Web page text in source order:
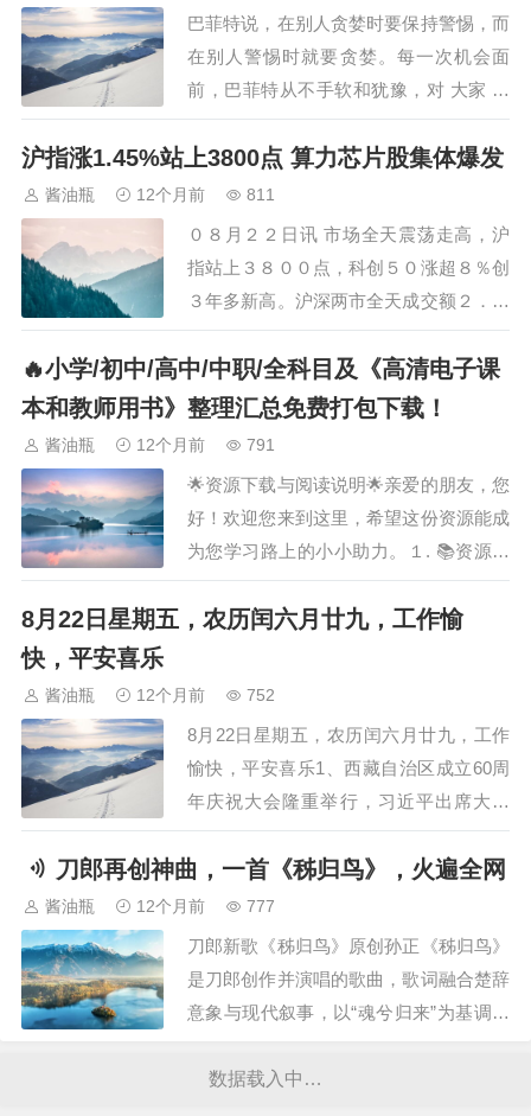
币、投资型贵金属、股权投资等。该公告
指出，若信用卡资金用于以上或其他非消
费领域，则有可…
巴菲特说，在别人贪婪时要保持警惕，而
在别人警惕时就要贪婪。每一次机会面
前，巴菲特从不手软和犹豫，对 大家 而
言，机会不是每次都有，遇到了我们就要
快速出手。国内还在犹豫牛市是否见顶之
际， 华尔街资本已经果断进场、做多中
国 。开始疯狂地抢筹，拼命地空翻多。
外资就好像猎人嗅到了猎物，不惜一切代
价地扑上去。…
沪指涨1.45%站上3800点 算力芯片股集体爆发
酱油瓶 12个月前 811
０８月２２日讯 市场全天震荡走高，沪
指站上３８００点，科创５０涨超８％创
３年多新高。沪深两市全天成交额２．５
５万亿，较上个交易日放量１２２７亿。
盘面上，市场热点集中在算力和芯片方
向，个股涨多跌少，全市场超２８００只
个股上涨。从板块来看，算力股全线爆
涨，寒武纪涨停创…
🔥小学/初中/高中/中职/全科目及《高清电子课
本和教师用书》整理汇总免费打包下载！
酱油瓶 12个月前 791
🌟资源下载与阅读说明🌟亲爱的朋友，您
好！欢迎您来到这里，希望这份资源能成
为您学习路上的小小助力。１. 📚资源名
称· ［小学／初中／高中／中职／全科目
及《高清电子课本和教师用书》整理汇
［小学／初中／高中／中职／全科目及
总］，由我们…
8月22日星期五，农历闰六月廿九，工作愉
快，平安喜乐
酱油瓶 12个月前 752
8月22日星期五，农历闰六月廿九，工作
愉快，平安喜乐1、西藏自治区成立60周
年庆祝大会隆重举行，习近平出席大会
2、九华旅游上半年净利增 23.96%， 5亿
募资项目曾被监管问询3、运输服务单价
下滑，票均重下降带动其他收入增长，安
能物流在“内卷”中找平衡4、阻挠推搡昆
明台记者采访，涉事人被行政拘留10…
刀郎再创神曲，一首《秭归鸟》，火遍全网
酱油瓶 12个月前 777
刀郎新歌《秭归鸟》原创孙正《秭归鸟》
是刀郎创作并演唱的歌曲，歌词融合楚辞
意象与现代叙事，以“魂兮归来”为基调，
主歌部分‌魂兮归来，魂兮归来！弭棹西陵
数据载入中…